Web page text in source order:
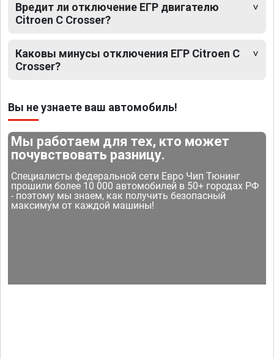
Вредит ли отключение ЕГР двигателю
Citroen C Crosser?
Каковы минусы отключения ЕГР Citroen C
Crosser?
Вы не узнаете ваш автомобиль!
Мы работаем для тех, кто может
почувствовать разницу.
Специалисты федеральной сети Евро Чип Тюнинг
прошили более 10 000 автомобилей в 50+ городах РФ
- поэтому мы знаем, как получить безопасный
максимум от каждой машины!